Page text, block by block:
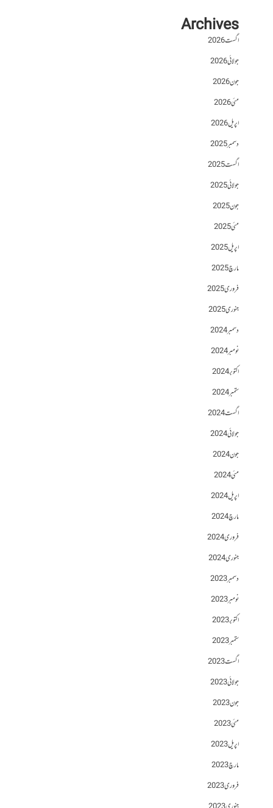
Archives
اگست 2026
جولائی 2026
جون 2026
مئی 2026
اپریل 2026
دسمبر 2025
اگست 2025
جولائی 2025
جون 2025
مئی 2025
اپریل 2025
مارچ 2025
فروری 2025
جنوری 2025
دسمبر 2024
نومبر 2024
اکتوبر 2024
ستمبر 2024
اگست 2024
جولائی 2024
جون 2024
مئی 2024
اپریل 2024
مارچ 2024
فروری 2024
جنوری 2024
دسمبر 2023
نومبر 2023
اکتوبر 2023
ستمبر 2023
اگست 2023
جولائی 2023
جون 2023
مئی 2023
اپریل 2023
مارچ 2023
فروری 2023